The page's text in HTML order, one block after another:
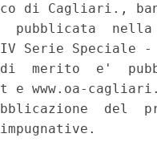
di Cagliari.,
pubblicata
Serie Speciale -
di  merito  e'
e www.oa-
del